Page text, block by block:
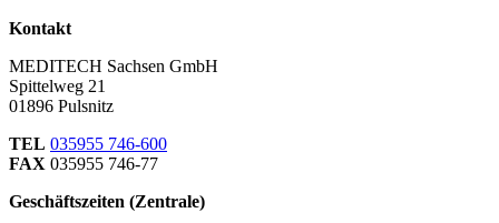
Kontakt
MEDITECH Sachsen GmbH
Spittelweg 21
01896 Pulsnitz
TEL 035955 746-600
FAX 035955 746-77
Geschäftszeiten (Zentrale)